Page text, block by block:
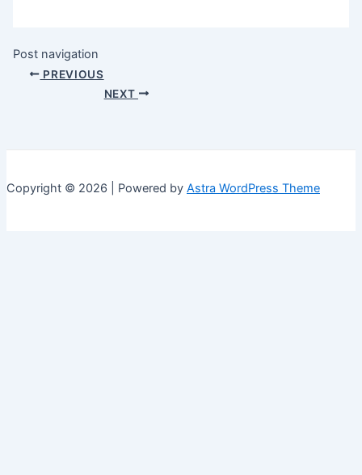
Post navigation
PREVIOUS
NEXT
Copyright © 2026 | Powered by Astra WordPress Theme